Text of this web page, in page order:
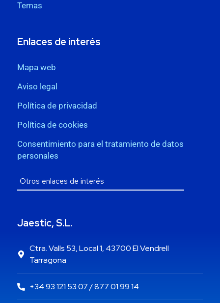
Temas
Enlaces de interés
Mapa web
Aviso legal
Política de privacidad
Política de cookies
Consentimiento para el tratamiento de datos
personales
Jaestic, S.L.
Ctra. Valls 53, Local 1, 43700 El Vendrell
Tarragona
+34 93 121 53 07 / 877 01 99 14